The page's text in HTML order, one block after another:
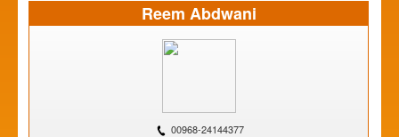
Reem Abdwani
00968-24144377